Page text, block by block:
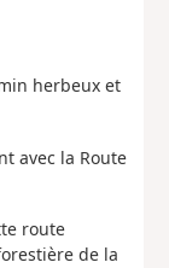
herbeux et
avec la Route
route
de la